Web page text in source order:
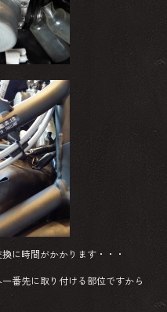
に時間がかかります・・・
番先に取り付ける部位ですから